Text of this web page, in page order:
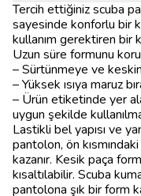
Tercih ettiğiniz scuba
sayesinde konforlu bir
kullanım gerektiren bir
Uzun süre formunu
– Sürtünmeye ve keskin
– Yüksek ısıya maruz
– Ürün etiketinde yer
uygun şekilde
Lastikli bel yapısı ve
pantolon, ön
kazanır. Kesik paça
kısaltılabilir. Scuba
pantolona şık bir form